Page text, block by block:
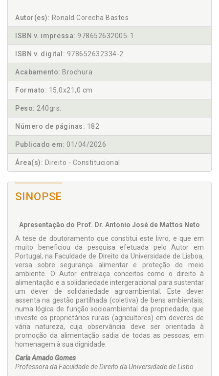
Autor(es): Ronald Corecha Bastos
ISBN v. impressa: 978652632005-1
ISBN v. digital: 978652632334-2
Acabamento: Brochura
Formato: 15,0x21,0 cm
Peso: 240grs.
Número de páginas: 182
Publicado em: 01/04/2026
Área(s): Direito - Constitucional
SINOPSE
Apresentação do Prof. Dr. Antonio José de Mattos Neto
A tese de doutoramento que constitui este livro, e que em
muito beneficiou da pesquisa efetuada pelo Autor em
Portugal, na Faculdade de Direito da Universidade de Lisboa,
versa sobre segurança alimentar e proteção do meio
ambiente. O Autor entrelaça conceitos como o direito à
alimentação e a solidariedade intergeracional para sustentar
um dever de solidariedade agroambiental. Este dever
assenta na gestão partilhada (coletiva) de bens ambientais,
numa lógica de função socioambiental da propriedade, que
investe os proprietários rurais (agricultores) em deveres de
vária natureza, cuja observância deve ser orientada à
promoção da alimentação sadia de todas as pessoas, em
homenagem à sua dignidade.
Carla Amado Gomes
Professora da Faculdade de Direito da Universidade de Lisbo